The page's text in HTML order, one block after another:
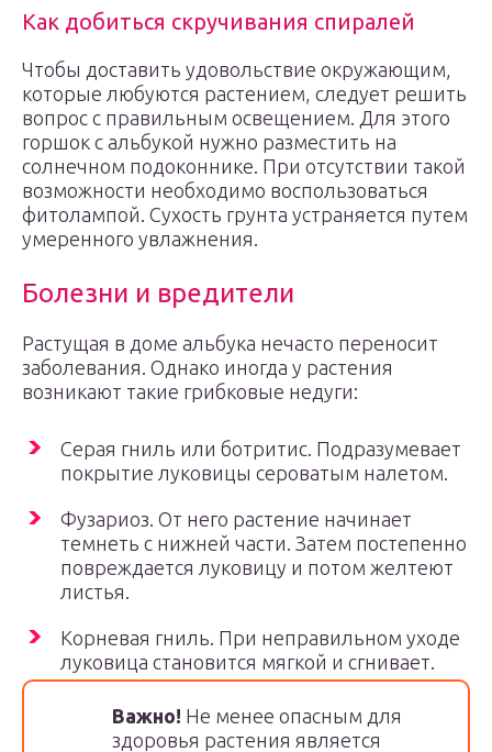
Как добиться скручивания спиралей
Чтобы доставить удовольствие окружающим,
которые любуются растением, следует решить
вопрос с правильным освещением. Для этого
горшок с альбукой нужно разместить на
солнечном подоконнике. При отсутствии такой
возможности необходимо воспользоваться
фитолампой. Сухость грунта устраняется путем
умеренного увлажнения.
Болезни и вредители
Растущая в доме альбука нечасто переносит
заболевания. Однако иногда у растения
возникают такие грибковые недуги:
Серая гниль или ботритис. Подразумевает
покрытие луковицы сероватым налетом.
Фузариоз. От него растение начинает
темнеть с нижней части. Затем постепенно
повреждается луковицу и потом желтеют
листья.
Корневая гниль. При неправильном уходе
луковица становится мягкой и сгнивает.
Важно! Не менее опасным для
здоровья растения является